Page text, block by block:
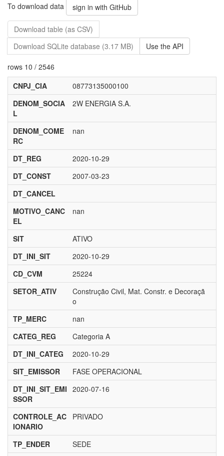
To download data sign in with GitHub
Download table (as CSV)
Download SQLite database (3.17 MB)
Use the API
rows 10 / 2546
CNPJ_CIA
08773135000100
DENOM_SOCIA
L
2W ENERGIA S.A.
DENOM_COME
RC
nan
DT_REG
2020-10-29
DT_CONST
2007-03-23
DT_CANCEL
MOTIVO_CANC
EL
nan
SIT
ATIVO
DT_INI_SIT
2020-10-29
CD_CVM
25224
SETOR_ATIV
Construção Civil, Mat. Constr. e Decoraçã
o
TP_MERC
nan
CATEG_REG
Categoria A
DT_INI_CATEG
2020-10-29
SIT_EMISSOR
FASE OPERACIONAL
DT_INI_SIT_EMI
SSOR
2020-07-16
CONTROLE_AC
IONARIO
PRIVADO
TP_ENDER
SEDE